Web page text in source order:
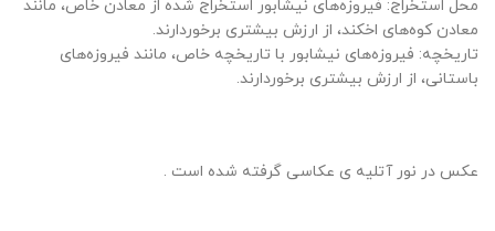
محل استخراج: فیروزه‌های نیشابور استخراج شده از معادن خاص، مانند
معادن کوه‌های اخکند، از ارزش بیشتری برخوردارند.
تاریخچه: فیروزه‌های نیشابور با تاریخچه خاص، مانند فیروزه‌های
باستانی، از ارزش بیشتری برخوردارند.
عکس در نور آتلیه ی عکاسی گرفته شده است .